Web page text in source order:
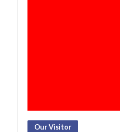
Our Visitor